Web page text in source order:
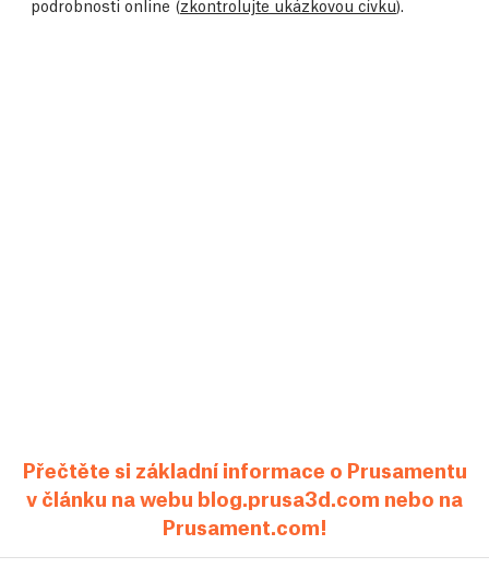
podrobnosti online (zkontrolujte ukázkovou cívku).
Přečtěte si základní informace o Prusamentu
v článku na webu blog.prusa3d.com nebo na
Prusament.com!